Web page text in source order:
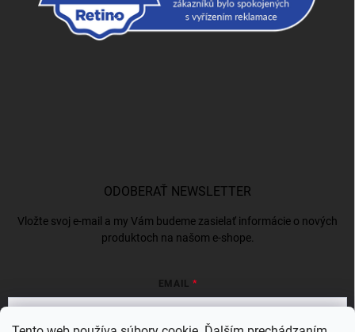
ODOBERAŤ NEWSLETTER
Vložte svoj e-mail a my Vám budeme zasielať informácie o nových
produktoch na našom e-shope.
EMAIL